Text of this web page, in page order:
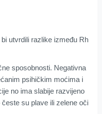
utvrdili razlike između Rh
sposobnosti. Negativna
psihičkim moćima i
no ima slabije razvijeno
su plave ili zelene oči